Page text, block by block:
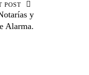
POST
y
Alarma.